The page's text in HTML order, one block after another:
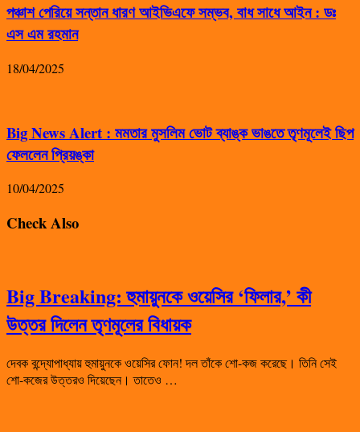
পঞ্চাশ পেরিয়ে সন্তান ধারণ আইভিএফে সম্ভব, বাধ সাধে আইন : ডঃ
এস এম রহমান
18/04/2025
Big News Alert : মমতার মুসলিম ভোট ব্যাঙ্ক ভাঙতে তৃণমূলেই ছিপ
ফেললেন প্রিয়ঙ্কা
10/04/2025
Check Also
Big Breaking: হুমায়ুনকে ওয়েসির ‘ফিলার,’ কী
উত্তর দিলেন তৃণমূলের বিধায়ক
দেবক বন্দ্যোপাধ্যায় হুমায়ুনকে ওয়েসির ফোন! দল তাঁকে শো-কজ করেছে। তিনি সেই
শো-কজের উত্তরও দিয়েছেন। তাতেও …